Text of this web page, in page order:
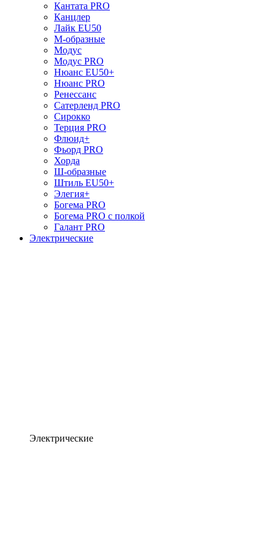
Кантата PRO
Канцлер
Лайк EU50
М-образные
Модус
Модус PRO
Нюанс EU50+
Нюанс PRO
Ренессанс
Сатерленд PRO
Сирокко
Терция PRO
Флюид+
Фьорд PRO
Хорда
Ш-образные
Штиль EU50+
Элегия+
Богема PRO
Богема PRO с полкой
Галант PRO
Электрические
Электрические